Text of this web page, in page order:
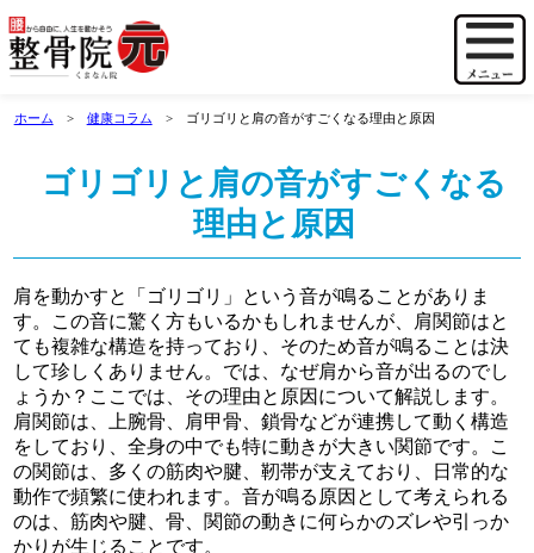
ホーム 健康コラム ゴリゴリと肩の音がすごくなる理由と原因
ゴリゴリと肩の音がすごくなる
理由と原因
肩を動かすと「ゴリゴリ」という音が鳴ることがありま
す。この音に驚く方もいるかもしれませんが、肩関節はと
ても複雑な構造を持っており、そのため音が鳴ることは決
して珍しくありません。では、なぜ肩から音が出るのでし
ょうか？ここでは、その理由と原因について解説します。
肩関節は、上腕骨、肩甲骨、鎖骨などが連携して動く構造
をしており、全身の中でも特に動きが大きい関節です。こ
の関節は、多くの筋肉や腱、靭帯が支えており、日常的な
動作で頻繁に使われます。音が鳴る原因として考えられる
のは、筋肉や腱、骨、関節の動きに何らかのズレや引っか
かりが生じることです。